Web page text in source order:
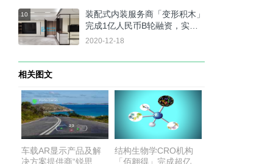
10
装配式内装服务商「变形积木」
完成1亿人民币B轮融资，实
现“搭积木式”装修
2020-12-18
相关图文
车载AR显示产品及解
决方案提供商“锐思华
结构生物学CRO机构
「佰翱得」完成超亿元